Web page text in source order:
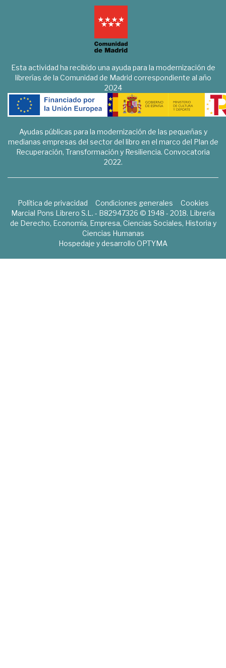
Esta actividad ha recibido una ayuda para la modernización de
librerías de la Comunidad de Madrid correspondiente al año
2024
Ayudas públicas para la modernización de las pequeñas y
medianas empresas del sector del libro en el marco del Plan de
Recuperación, Transformación y Resiliencia. Convocatoria
2022.
Política de privacidad Condiciones generales
Cookies
Marcial Pons Librero S.L. - B82947326 © 1948 - 2018. Librería
de Derecho, Economía, Empresa, Ciencias Sociales, Historia y
Ciencias Humanas
Hospedaje y desarrollo OPTYMA